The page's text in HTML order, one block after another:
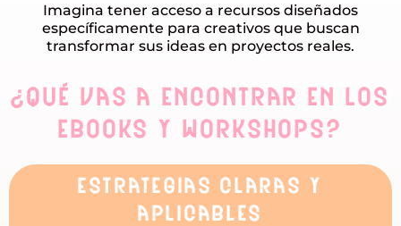
Imagina tener acceso a recursos diseñados
específicamente para creativos que buscan
transformar sus ideas en proyectos reales.
¿Qué vas a encontrar en los
Ebooks y Workshops?
estrategias claras y
aplicables